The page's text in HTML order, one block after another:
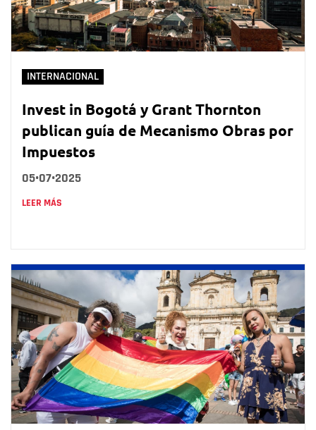
INTERNACIONAL
Invest in Bogotá y Grant Thornton
publican guía de Mecanismo Obras por
Impuestos
05•07•2025
LEER MÁS